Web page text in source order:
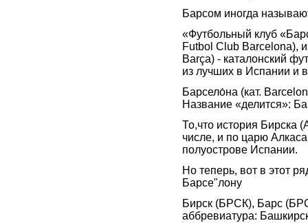
Барсом иногда
«Футбольный клуб
Futbol Club Barcelona),
Barça) - каталонский
из лучших в Испании и
Барсело́на (кат.
Название «делится»:
То,что история Бирска
числе, и по царю
полуострове Испании.
Но теперь, вот в этот
Барсе"лону
Бирск (БРСК), Барс
аббревиатура: